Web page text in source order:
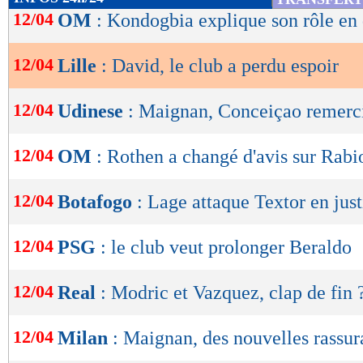
de
OK
12/04 OM : Kondogbia explique son rôle en
12/04 Lille : David, le club a perdu espoir
12/04 Udinese : Maignan, Conceiçao
12/04 OM : Rothen a changé d'avis sur
12/04 Botafogo : Lage attaque Textor en
12/04 PSG : le club veut prolonger Beraldo
12/04 Real : Modric et Vazquez, clap de fin
12/04 Milan : Maignan, des nouvelles